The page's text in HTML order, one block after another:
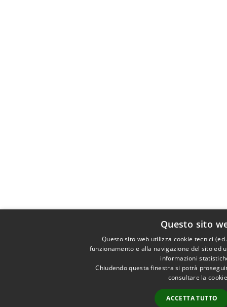
Questo sito
Questo sito web utilizza cookie tecnici
funzionamento e alla navigazione del sito ed
informazioni
Chiudendo questa finestra si potrà
consultare la
ACCETTA TUTTO